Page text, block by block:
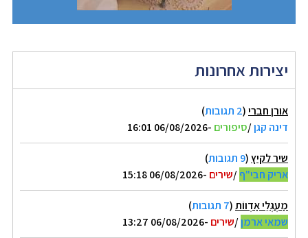
יצירות אחרונות
אורן חברי(2 תגובות
)
דינה קגן/סיפורים -06/08/2026 16:01
שיר לקיץ(9 תגובות
)
אריק חבי"ף/שירים -06/08/2026 15:18
מַעְגְּלֵי אַדְווֹת(7 תגובות
)
שמאי ארמן/שירים -06/08/2026 13:27